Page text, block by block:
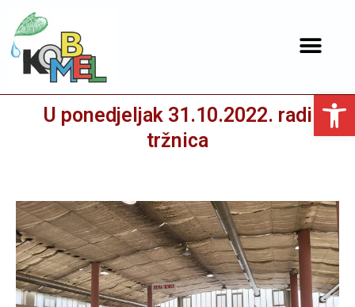
Open toolbar
U ponedjeljak 31.10.2022. radi
tržnica